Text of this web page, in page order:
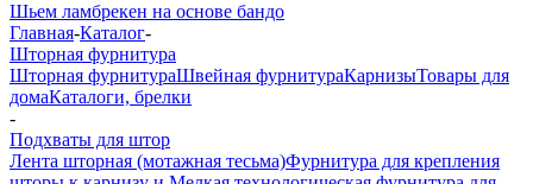
Шьем ламбрекен на основе бандо
Главная-Каталог-
Шторная фурнитура
Шторная фурнитураШвейная фурнитураКарнизыТовары для
домаКаталоги, брелки
-
Подхваты для штор
Лента шторная (мотажная тесьма)Фурнитура для крепления